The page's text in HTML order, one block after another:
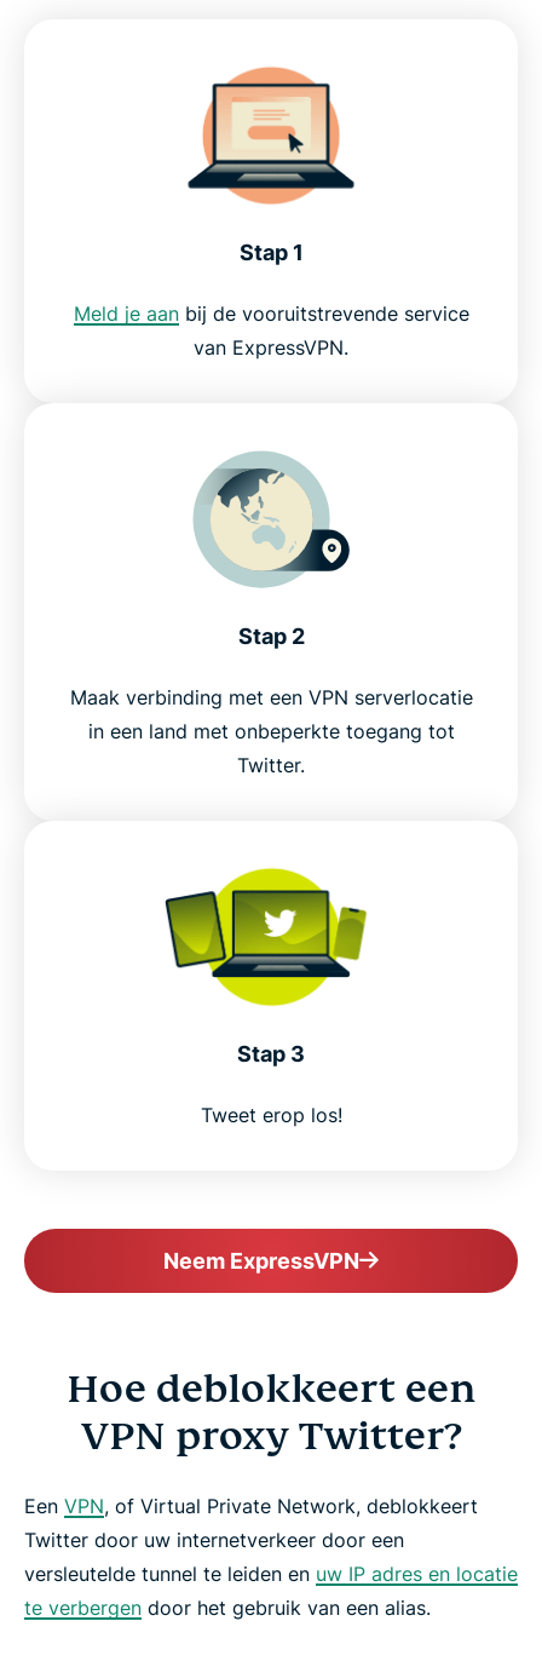
Stap 1
Meld je aanbij de vooruitstrevende service
van ExpressVPN.
Stap 2
Maak verbinding met een VPN serverlocatie
in een land met onbeperkte toegang tot
Twitter.
Stap 3
Tweet erop los!
Neem ExpressVPN
Hoe deblokkeert een
VPN proxy Twitter?
Een VPN, of Virtual Private Network, deblokkeert
Twitter door uw internetverkeer door een
versleutelde tunnel te leiden en uw IP adres en locatie
te verbergen door het gebruik van een alias.